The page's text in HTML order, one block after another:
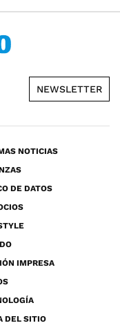
NEWSLETTER
NOTICIAS
DE DATOS
IMPRESA
DEL SITIO